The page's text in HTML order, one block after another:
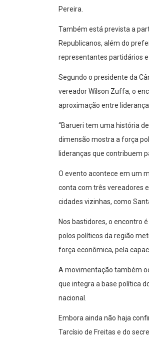
Pereira.
Também está prevista a
Republicanos, além do
representantes partidários
Segundo o presidente da
vereador Wilson Zuffa, o
aproximação entre
“Barueri tem uma história
dimensão mostra a força
lideranças que contribuem
O evento acontece em um
conta com três vereadores
cidades vizinhas, como
Nos bastidores, o encontro
polos políticos da região
força econômica, pela
A movimentação também
que integra a base política
nacional.
Embora ainda não haja
Tarcísio de Freitas e do